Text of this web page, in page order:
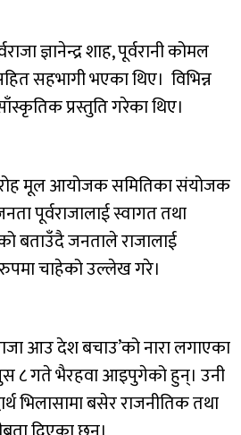
ज्ञानेन्द्र शाह, पूर्वरानी कोमल
सहभागी भएका थिए। विभिन्न
प्रस्तुति गरेका थिए।
मूल आयोजक समितिका संयोजक
पूर्वराजालाई स्वागत तथा
बताउँदै जनताले राजालाई
चाहेको उल्लेख गरे।
आउ देश बचाउ’को नारा लगाएका
८ गते भैरहवा आइपुगेको हुन्। उनी
भिलासामा बसेर राजनीतिक तथा